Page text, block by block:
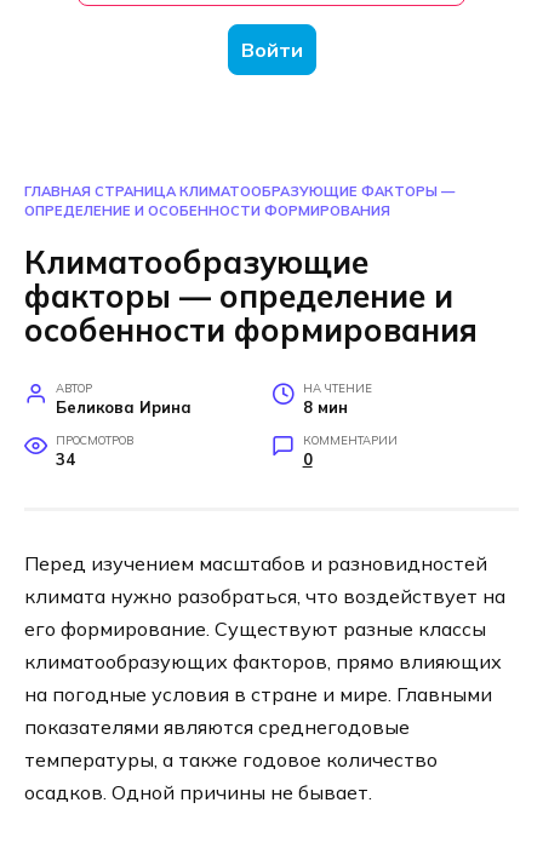
Войти
ГЛАВНАЯ СТРАНИЦА КЛИМАТООБРАЗУЮЩИЕ ФАКТОРЫ —
ОПРЕДЕЛЕНИЕ И ОСОБЕННОСТИ ФОРМИРОВАНИЯ
Климатообразующие
факторы — определение и
особенности формирования
АВТОР
Беликова Ирина
НА ЧТЕНИЕ
8 мин
ПРОСМОТРОВ
34
КОММЕНТАРИИ
0
Перед изучением масштабов и разновидностей
климата нужно разобраться, что воздействует на
его формирование. Существуют разные классы
климатообразующих факторов, прямо влияющих
на погодные условия в стране и мире. Главными
показателями являются среднегодовые
температуры, а также годовое количество
осадков. Одной причины не бывает.